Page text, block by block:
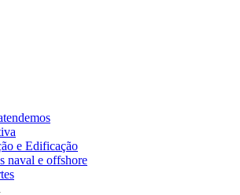
e Edificação
naval e offshore